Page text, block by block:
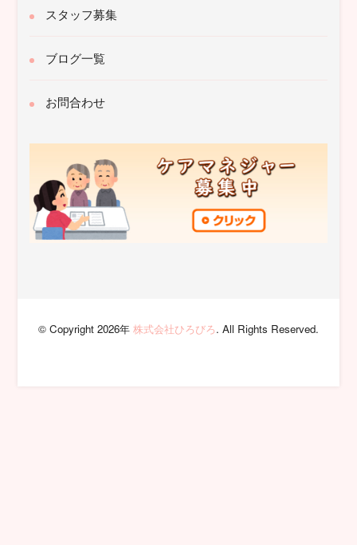
スタッフ募集
ブログ一覧
お問合わせ
© Copyright 2026年 株式会社ひろびろ. All Rights Reserved.